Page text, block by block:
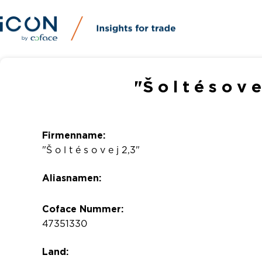
"Š o l t é s o v
Firmenname:
"Š o l t é s o v e j 2,3"
Aliasnamen:
Coface Nummer:
47351330
Land: